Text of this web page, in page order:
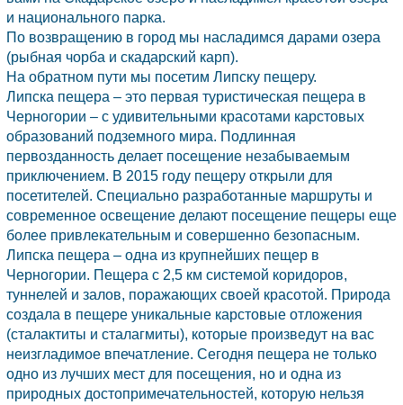
и национального парка.
По возвращению в город мы насладимся дарами озера
(рыбная чорба и скадарский карп).
На обратном пути мы посетим Липску пещеру.
Липска пещера – это первая туристическая пещера в
Черногории – с удивительными красотами карстовых
образований подземного мира. Подлинная
первозданность делает посещение незабываемым
приключением. В 2015 году пещеру открыли для
посетителей. Специально разработанные маршруты и
современное освещение делают посещение пещеры еще
более привлекательным и совершенно безопасным.
Липска пещера – одна из крупнейших пещер в
Черногории. Пещера с 2,5 км системой коридоров,
туннелей и залов, поражающих своей красотой. Природа
создала в пещере уникальные карстовые отложения
(сталактиты и сталагмиты), которые произведут на вас
неизгладимое впечатление. Сегодня пещера не только
одно из лучших мест для посещения, но и одна из
природных достопримечательностей, которую нельзя